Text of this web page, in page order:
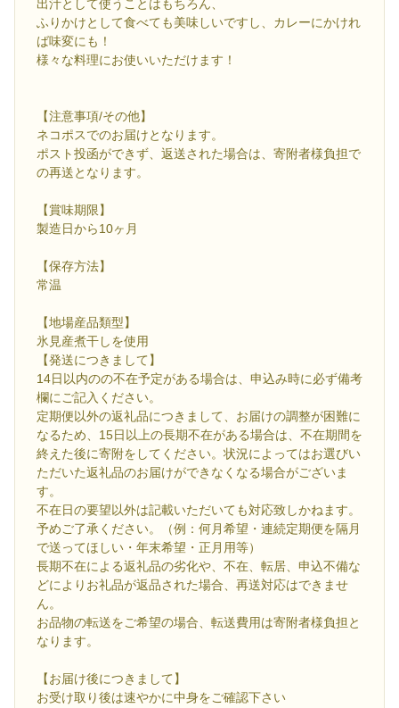
出汁として使うことはもちろん、
ふりかけとして食べても美味しいですし、カレーにかけれ
ば味変にも！
様々な料理にお使いいただけます！
【注意事項/その他】
ネコポスでのお届けとなります。
ポスト投函ができず、返送された場合は、寄附者様負担で
の再送となります。
【賞味期限】
製造日から10ヶ月
【保存方法】
常温
【地場産品類型】
氷見産煮干しを使用
【発送につきまして】
14日以内のの不在予定がある場合は、申込み時に必ず備考
欄にご記入ください。
定期便以外の返礼品につきまして、お届けの調整が困難に
なるため、15日以上の長期不在がある場合は、不在期間を
終えた後に寄附をしてください。状況によってはお選びい
ただいた返礼品のお届けができなくなる場合がございま
す。
不在日の要望以外は記載いただいても対応致しかねます。
予めご了承ください。（例：何月希望・連続定期便を隔月
で送ってほしい・年末希望・正月用等）
長期不在による返礼品の劣化や、不在、転居、申込不備な
どによりお礼品が返品された場合、再送対応はできませ
ん。
お品物の転送をご希望の場合、転送費用は寄附者様負担と
なります。
【お届け後につきまして】
お受け取り後は速やかに中身をご確認下さい